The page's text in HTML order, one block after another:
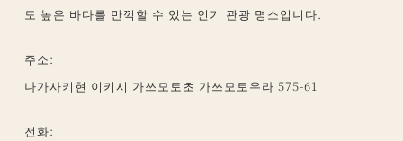
도 높은 바다를 만끽할 수 있는 인기 관광 명소입니다.
주소:
나가사키현 이키시 가쓰모토초 가쓰모토우라 575-61
전화: